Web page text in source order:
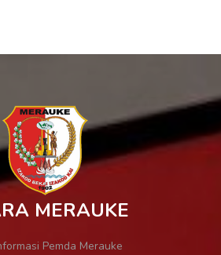
MERAUKE
Pemda Merauke